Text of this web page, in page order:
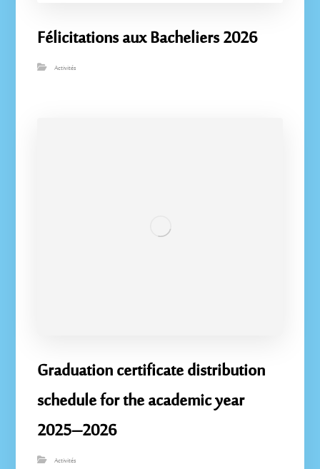
Félicitations aux Bacheliers 2026
Activités
Graduation certificate distribution
schedule for the academic year
2025–2026
Activités